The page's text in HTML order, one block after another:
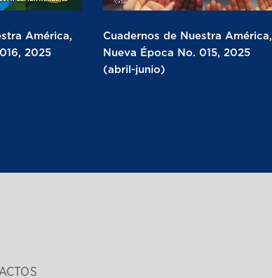
América,
2025
Cuadernos de Nuestra América,
Nueva Época No. 015, 2025
(abril-junio)